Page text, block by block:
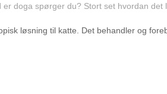
er doga spørger du? Stort set hvordan
løsning til katte. Det behandler og